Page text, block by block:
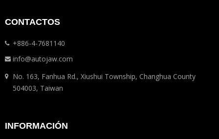
CONTACTOS
+886-4-7681140
info@autojaw.com
No. 163, Fanhua Rd., Xiushui Township, Changhua County
504003, Taiwan
INFORMACIÓN